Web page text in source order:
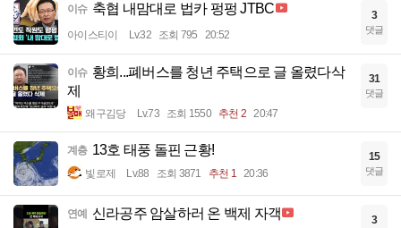
이슈 축협 내맘대로 법카 펑펑 JTBC
아이스티이 Lv.32 조회 795 20:52
3
댓글
이슈 황희...폐버스를 청년 주택으로 글 올렸다삭
제
왜구김당 Lv.73 조회 1550 추천 2 20:47
31
댓글
계층 13호 태풍 돌핀 근황!
빛로제 Lv.88 조회 3871 추천 1 20:36
15
댓글
연예 신라공주 암살하러 온 백제 자객 3